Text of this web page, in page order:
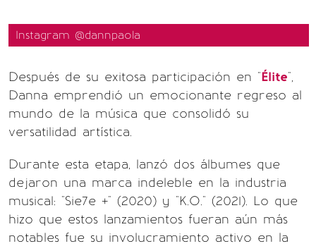
Instagram @dannpaola
Después de su exitosa participación en "Élite",
Danna emprendió un emocionante regreso al
mundo de la música que consolidó su
versatilidad artística.
Durante esta etapa, lanzó dos álbumes que
dejaron una marca indeleble en la industria
musical: "Sie7e +" (2020) y "K.O." (2021). Lo que
hizo que estos lanzamientos fueran aún más
notables fue su involucramiento activo en la